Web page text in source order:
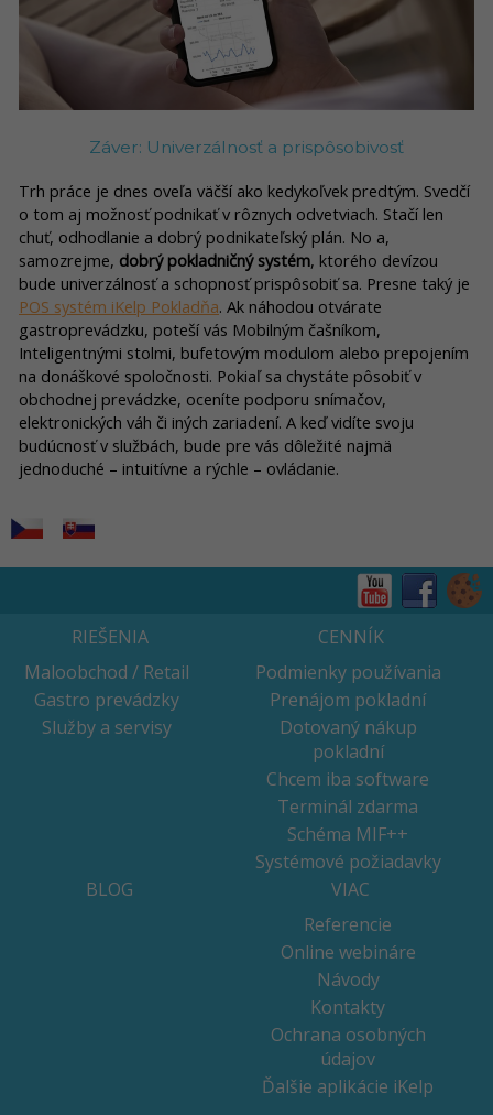
Záver: Univerzálnosť a prispôsobivosť
Trh práce je dnes oveľa väčší ako kedykoľvek predtým. Svedčí
o tom aj možnosť podnikať v rôznych odvetviach. Stačí len
chuť, odhodlanie a dobrý podnikateľský plán. No a,
samozrejme, dobrý pokladničný systém, ktorého devízou
bude univerzálnosť a schopnosť prispôsobiť sa. Presne taký je
POS systém iKelp Pokladňa. Ak náhodou otvárate
gastroprevádzku, poteší vás Mobilným čašníkom,
Inteligentnými stolmi, bufetovým modulom alebo prepojením
na donáškové spoločnosti. Pokiaľ sa chystáte pôsobiť v
obchodnej prevádzke, oceníte podporu snímačov,
elektronických váh či iných zariadení. A keď vidíte svoju
budúcnosť v službách, bude pre vás dôležité najmä
jednoduché – intuitívne a rýchle – ovládanie.
RIEŠENIA
Maloobchod / Retail
Gastro prevádzky
Služby a servisy
CENNÍK
Podmienky používania
Prenájom pokladní
Dotovaný nákup
pokladní
Chcem iba software
Terminál zdarma
Schéma MIF++
Systémové požiadavky
BLOG
VIAC
Referencie
Online webináre
Návody
Kontakty
Ochrana osobných
údajov
Ďalšie aplikácie iKelp